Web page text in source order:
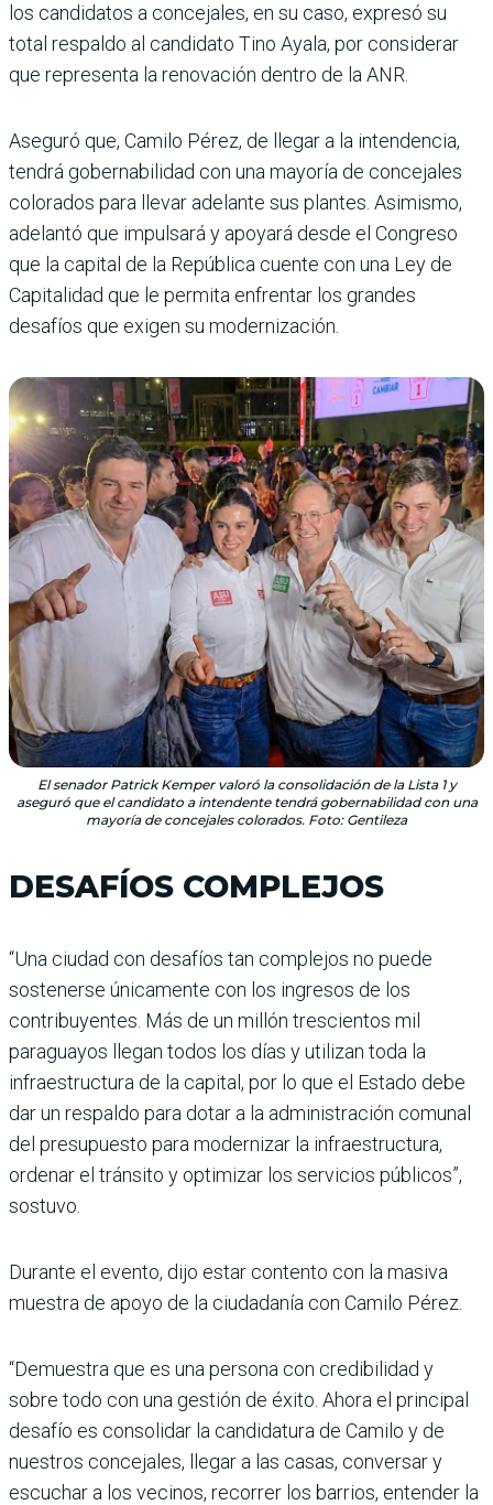
los candidatos a concejales, en su caso, expresó su
total respaldo al candidato Tino Ayala, por considerar
que representa la renovación dentro de la ANR.
Aseguró que, Camilo Pérez, de llegar a la intendencia,
tendrá gobernabilidad con una mayoría de concejales
colorados para llevar adelante sus plantes. Asimismo,
adelantó que impulsará y apoyará desde el Congreso
que la capital de la República cuente con una Ley de
Capitalidad que le permita enfrentar los grandes
desafíos que exigen su modernización.
El senador Patrick Kemper valoró la consolidación de la Lista 1 y
aseguró que el candidato a intendente tendrá gobernabilidad con una
mayoría de concejales colorados. Foto: Gentileza
DESAFÍOS COMPLEJOS
“Una ciudad con desafíos tan complejos no puede
sostenerse únicamente con los ingresos de los
contribuyentes. Más de un millón trescientos mil
paraguayos llegan todos los días y utilizan toda la
infraestructura de la capital, por lo que el Estado debe
dar un respaldo para dotar a la administración comunal
del presupuesto para modernizar la infraestructura,
ordenar el tránsito y optimizar los servicios públicos”,
sostuvo.
Durante el evento, dijo estar contento con la masiva
muestra de apoyo de la ciudadanía con Camilo Pérez.
“Demuestra que es una persona con credibilidad y
sobre todo con una gestión de éxito. Ahora el principal
desafío es consolidar la candidatura de Camilo y de
nuestros concejales, llegar a las casas, conversar y
escuchar a los vecinos, recorrer los barrios, entender la